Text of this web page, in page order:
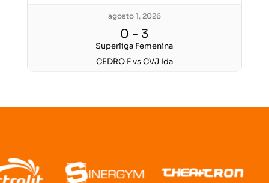
agosto 1, 2026
0 - 3
Superliga Femenina
CEDRO F vs CVJ Ida